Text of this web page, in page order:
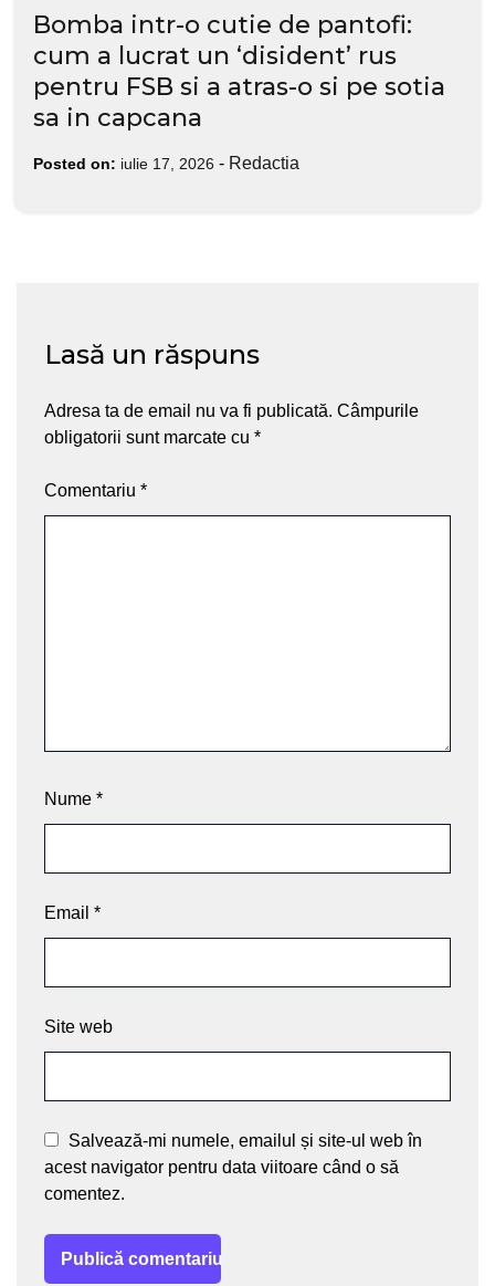
Bomba intr-o cutie de pantofi:
cum a lucrat un ‘disident’ rus
pentru FSB si a atras-o si pe sotia
sa in capcana
Posted on: iulie 17, 2026 - Redactia
Lasă un răspuns
Adresa ta de email nu va fi publicată. Câmpurile
obligatorii sunt marcate cu *
Comentariu *
Nume *
Email *
Site web
Salvează-mi numele, emailul și site-ul web în
acest navigator pentru data viitoare când o să
comentez.